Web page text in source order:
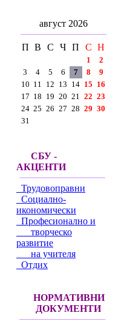
август 2026
П В С Ч П С Н
1
2
3
4 5 6 7 8
9
10 11 12 13 14 15 16
17 18 19 20 21 22 23
24 25 26 27 28 29 30
31
СБУ -
АКЦЕНТИ
Трудовоправни
Социално-
икономически
Професионално и
творческо
развитие
на учителя
Отдих
НОРМАТИВНИ
ДОКУМЕНТИ